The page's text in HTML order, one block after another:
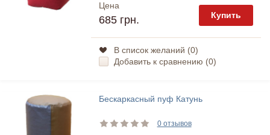
Цена
685 грн. Купить
В список желаний (0)
Добавить к сравнению (0)
Бескаркасный пуф Катунь
0 отзывов